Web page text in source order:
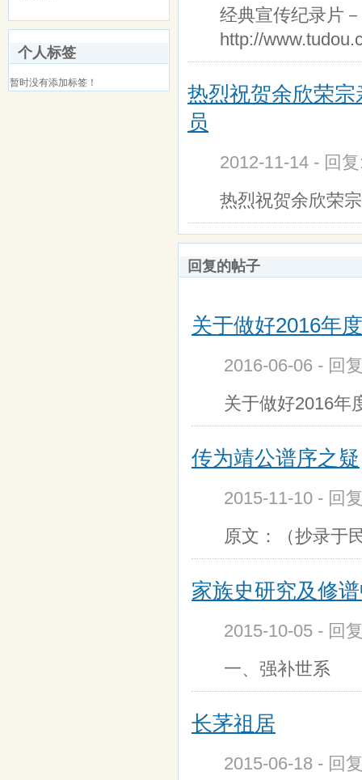
个人标签
暂时没有添加标签！
经典宣传纪录片
http://
热烈祝贺余欣荣
员
2012-11-14 - 回
热烈祝贺余欣荣
回复的帖子
关于做好2016年
2016-06-06 - 回
关于做好2016
传为靖公谱序之疑
2015-11-10 - 回
原文：（抄录于
家族史研究及修
2015-10-05 - 回
一、强补世系
长茅祖居
2015-06-18 - 回